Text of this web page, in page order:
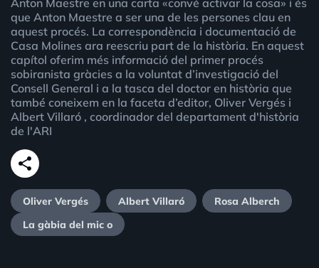
Anton Maestre en una carta «convé activar la cosa» i és
que Anton Maestre a ser una de les persones clau en
aquest procés. La correspondència i documentació de
Casa Molines ara reescriu part de la història. En aquest
capítol oferim més informació del primer procés
sobiranista gràcies a la voluntat d’investigació del
Consell General i a la tasca del doctor en història que
també coneixem en la faceta d’editor, Oliver Vergés i
Albert Villaró , coordinador del departament d'història
de l'ARI
share
Oliver Vergés Albert Villaró
Rosa Alberch
La gàbia del mic o